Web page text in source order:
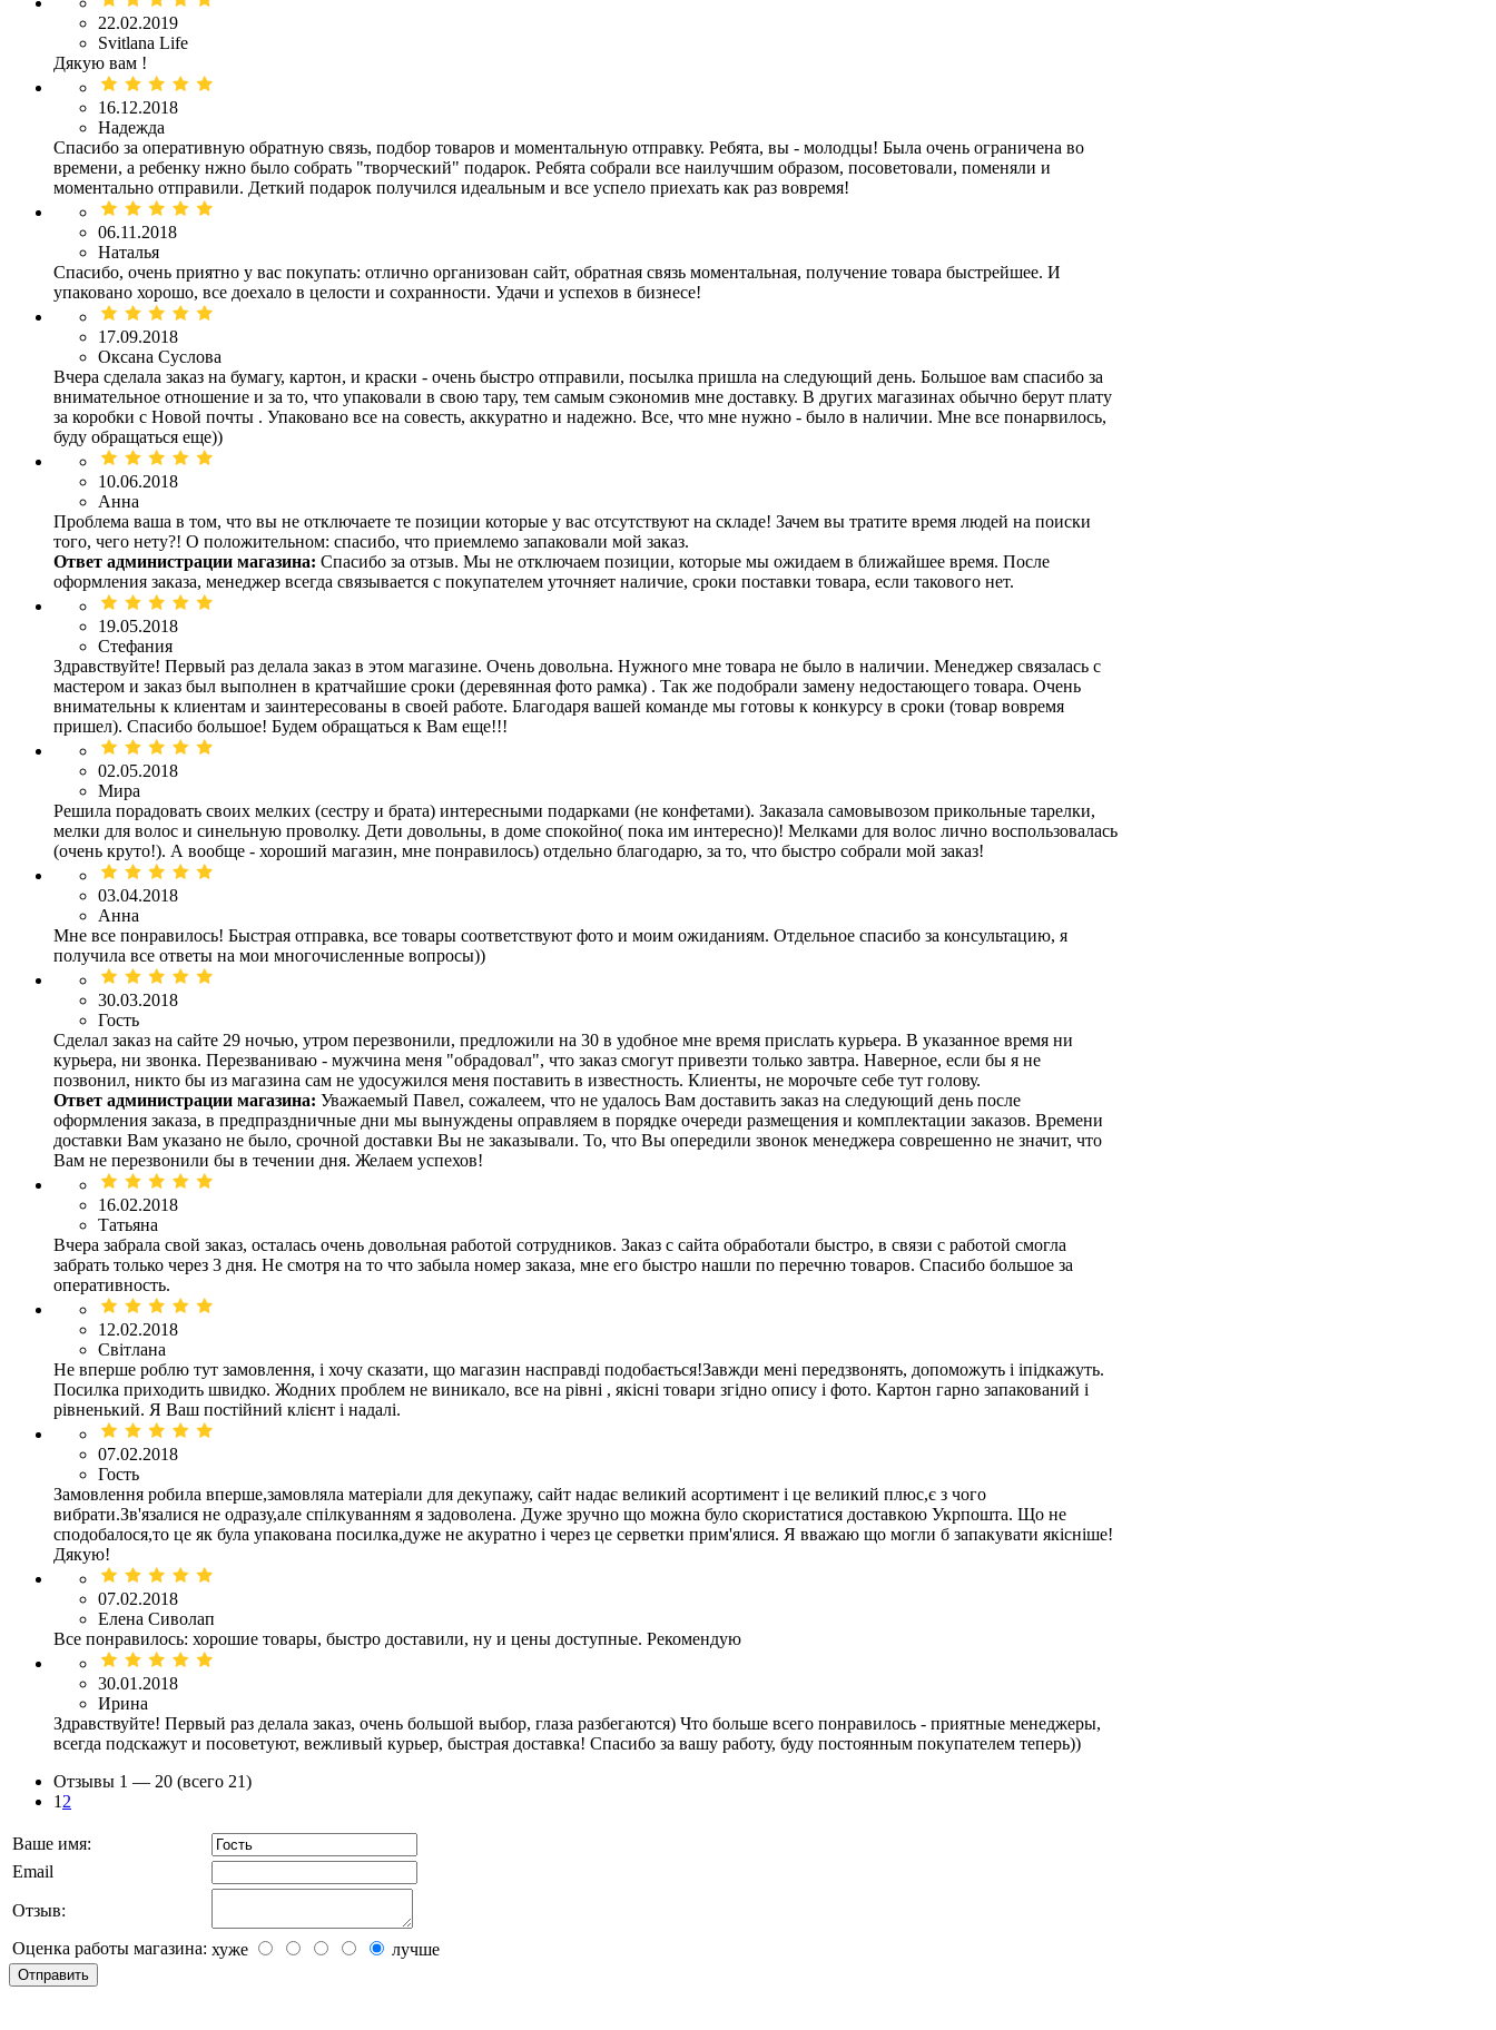
22.02.2019
Svitlana Life
Дякую вам !
16.12.2018
Надежда
Спасибо за оперативную обратную связь, подбор товаров и моментальную отправку. Ребята, вы - молодцы! Была очень ограничена во
времени, а ребенку нжно было собрать "творческий" подарок. Ребята собрали все наилучшим образом, посоветовали, поменяли и
моментально отправили. Деткий подарок получился идеальным и все успело приехать как раз вовремя!
06.11.2018
Наталья
Спасибо, очень приятно у вас покупать: отлично организован сайт, обратная связь моментальная, получение товара быстрейшее. И
упаковано хорошо, все доехало в целости и сохранности. Удачи и успехов в бизнесе!
17.09.2018
Оксана Суслова
Вчера сделала заказ на бумагу, картон, и краски - очень быстро отправили, посылка пришла на следующий день. Большое вам спасибо за
внимательное отношение и за то, что упаковали в свою тару, тем самым сэкономив мне доставку. В других магазинах обычно берут плату
за коробки с Новой почты . Упаковано все на совесть, аккуратно и надежно. Все, что мне нужно - было в наличии. Мне все понарвилось,
буду обращаться еще))
10.06.2018
Анна
Проблема ваша в том, что вы не отключаете те позиции которые у вас отсутствуют на складе! Зачем вы тратите время людей на поиски
того, чего нету?! О положительном: спасибо, что приемлемо запаковали мой заказ.
Ответ администрации магазина: Спасибо за отзыв. Мы не отключаем позиции, которые мы ожидаем в ближайшее время. После
оформления заказа, менеджер всегда связывается с покупателем уточняет наличие, сроки поставки товара, если такового нет.
19.05.2018
Стефания
Здравствуйте! Первый раз делала заказ в этом магазине. Очень довольна. Нужного мне товара не было в наличии. Менеджер связалась с
мастером и заказ был выполнен в кратчайшие сроки (деревянная фото рамка) . Так же подобрали замену недостающего товара. Очень
внимательны к клиентам и заинтересованы в своей работе. Благодаря вашей команде мы готовы к конкурсу в сроки (товар вовремя
пришел). Спасибо большое! Будем обращаться к Вам еще!!!
02.05.2018
Мира
Решила порадовать своих мелких (сестру и брата) интересными подарками (не конфетами). Заказала самовывозом прикольные тарелки,
мелки для волос и синельную проволку. Дети довольны, в доме спокойно( пока им интересно)! Мелками для волос лично воспользовалась
(очень круто!). А вообще - хороший магазин, мне понравилось) отдельно благодарю, за то, что быстро собрали мой заказ!
03.04.2018
Анна
Мне все понравилось! Быстрая отправка, все товары соответствуют фото и моим ожиданиям. Отдельное спасибо за консультацию, я
получила все ответы на мои многочисленные вопросы))
30.03.2018
Гость
Сделал заказ на сайте 29 ночью, утром перезвонили, предложили на 30 в удобное мне время прислать курьера. В указанное время ни
курьера, ни звонка. Перезваниваю - мужчина меня "обрадовал", что заказ смогут привезти только завтра. Наверное, если бы я не
позвонил, никто бы из магазина сам не удосужился меня поставить в известность. Клиенты, не морочьте себе тут голову.
Ответ администрации магазина: Уважаемый Павел, сожалеем, что не удалось Вам доставить заказ на следующий день после
оформления заказа, в предпраздничные дни мы вынуждены оправляем в порядке очереди размещения и комплектации заказов. Времени
доставки Вам указано не было, срочной доставки Вы не заказывали. То, что Вы опередили звонок менеджера соврешенно не значит, что
Вам не перезвонили бы в течении дня. Желаем успехов!
16.02.2018
Татьяна
Вчера забрала свой заказ, осталась очень довольная работой сотрудников. Заказ с сайта обработали быстро, в связи с работой смогла
забрать только через 3 дня. Не смотря на то что забыла номер заказа, мне его быстро нашли по перечню товаров. Спасибо большое за
оперативность.
12.02.2018
Світлана
Не вперше роблю тут замовлення, і хочу сказати, що магазин насправді подобається!Завжди мені передзвонять, допоможуть і іпідкажуть.
Посилка приходить швидко. Жодних проблем не виникало, все на рівні , якісні товари згідно опису і фото. Картон гарно запакований і
рівненький. Я Ваш постійний клієнт і надалі.
07.02.2018
Гость
Замовлення робила вперше,замовляла матеріали для декупажу, сайт надає великий асортимент і це великий плюс,є з чого
вибрати.Зв'язалися не одразу,але спілкуванням я задоволена. Дуже зручно що можна було скористатися доставкою Укрпошта. Що не
сподобалося,то це як була упакована посилка,дуже не акуратно і через це серветки прим'ялися. Я вважаю що могли б запакувати якісніше!
Дякую!
07.02.2018
Елена Сиволап
Все понравилось: хорошие товары, быстро доставили, ну и цены доступные. Рекомендую
30.01.2018
Ирина
Здравствуйте! Первый раз делала заказ, очень большой выбор, глаза разбегаются) Что больше всего понравилось - приятные менеджеры,
всегда подскажут и посоветуют, вежливый курьер, быстрая доставка! Спасибо за вашу работу, буду постоянным покупателем теперь))
Отзывы 1 — 20 (всего 21)
1 2
Ваше имя:
Email
Отзыв:
Оценка работы магазина: хуже лучше
Отправить